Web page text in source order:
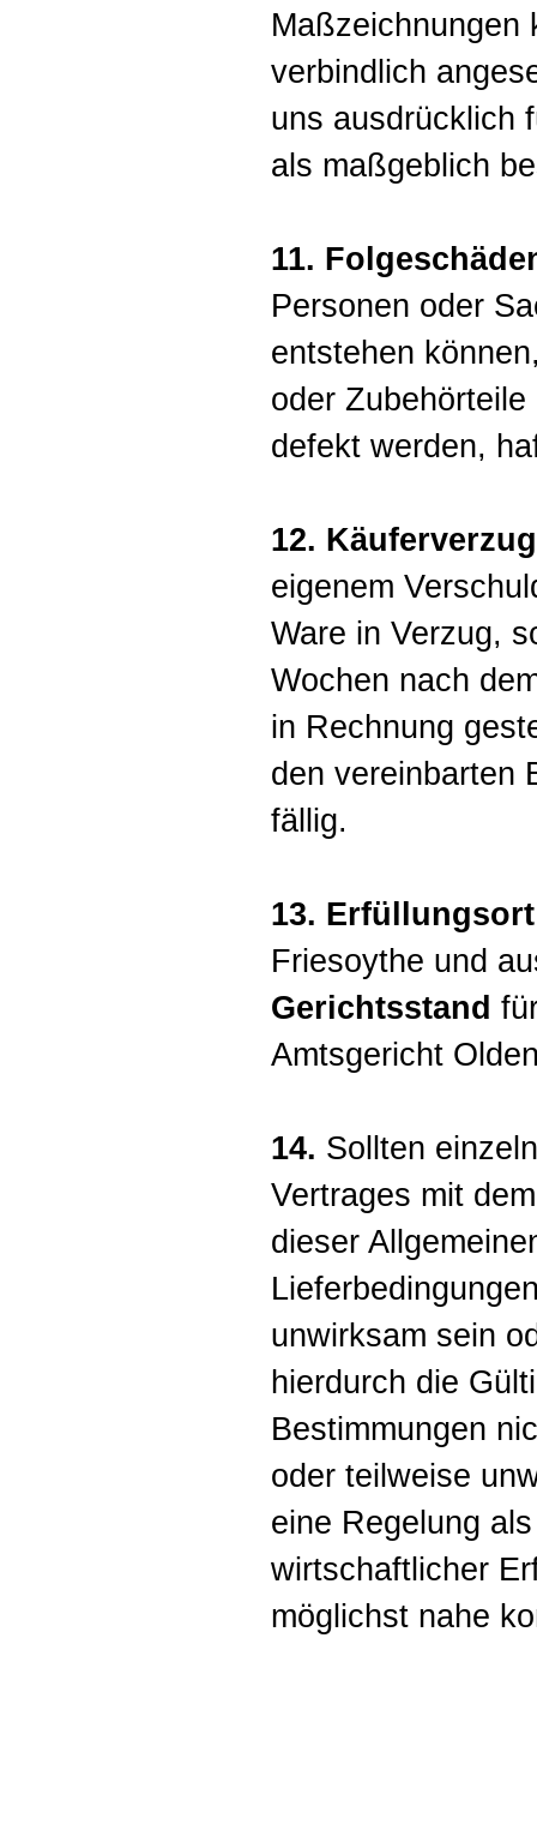
Maßzeichnungen
verbindlich
uns ausdrücklich
als maßgeblich
11.
Personen oder
entstehen
oder
defekt werden,
12.
eigenem
Ware in Verzug,
Wochen nach
in Rechnung
den vereinbarten
fällig.
13. Erfüllungsort
Friesoythe und
Gerichtsstand
Amtsgericht
14. Sollten
Vertrages mit
dieser
unwirksam sein
hierdurch die
Bestimmungen
oder teilweise
eine Regelung
wirtschaftlicher
möglichst nahe